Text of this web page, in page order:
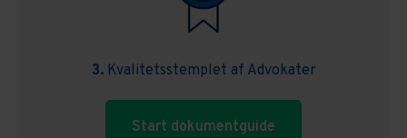
3.Kvalitetsstemplet af Advokater
Start dokumentguide